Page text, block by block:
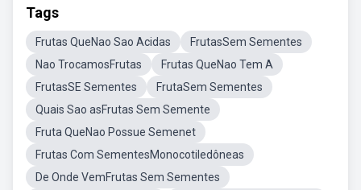
Tags
Frutas QueNao Sao Acidas
FrutasSem Sementes
Nao TrocamosFrutas
Frutas QueNao Tem A
FrutasSE Sementes
FrutaSem Sementes
Quais Sao asFrutas Sem Semente
Fruta QueNao Possue Semenet
Frutas Com SementesMonocotiledôneas
De Onde VemFrutas Sem Sementes